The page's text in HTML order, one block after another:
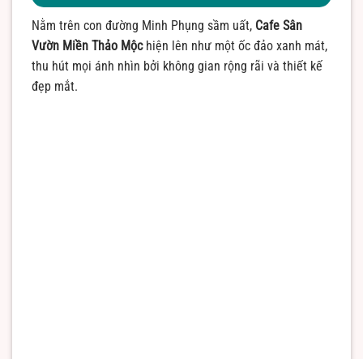
Nằm trên con đường Minh Phụng sầm uất, Cafe Sân
Vườn Miền Thảo Mộchiện lên như một ốc đảo xanh mát,
thu hút mọi ánh nhìn bởi không gian rộng rãi và thiết kế
đẹp mắt.